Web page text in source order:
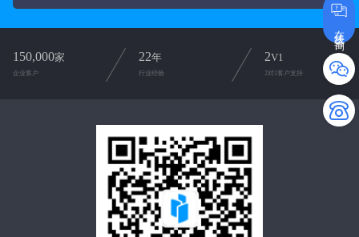
在线咨询
150,000家
企业客户
22年
行业经验
2V1
2对1客户支持